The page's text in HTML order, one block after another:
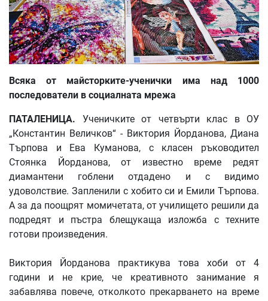
Всяка от майсторките-ученички има над 1000
последователи в социалната мрежа
ПАТАЛЕНИЦА. Ученичките от четвърти клас в ОУ
„Константин Величков“ - Виктория Йорданова, Диана
Търпова и Ева Куманова, с класен ръководител
Стоянка Йорданова, от известно време редят
диамантени гоблени отдадено и с видимо
удоволствие. Запленили с хобито си и Емили Търпова.
А за да поощрят момичетата, от училището решили да
подредят и пъстра блещукаща изложба с техните
готови произведения.
Виктория Йорданова практикува това хоби от 4
години и не крие, че креативното занимание я
забавлява повече, отколкото прекарването на време